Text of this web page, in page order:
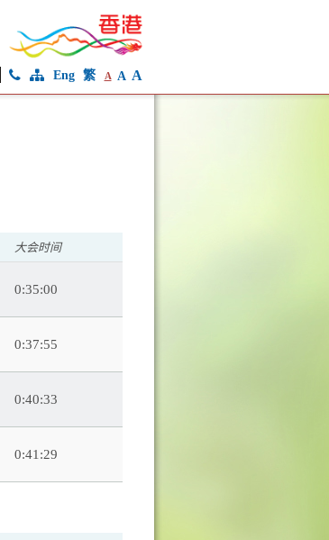
Eng 繁 A A A
大会时间
0:35:00
0:37:55
0:40:33
0:41:29